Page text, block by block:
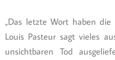
„Das letzte Wort haben die
Louis Pasteur sagt vieles
unsichtbaren Tod